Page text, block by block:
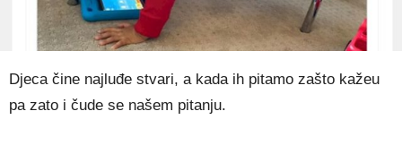
Djeca čine najluđe stvari, a kada ih pitamo zašto kažeu
pa zato i čude se našem pitanju.